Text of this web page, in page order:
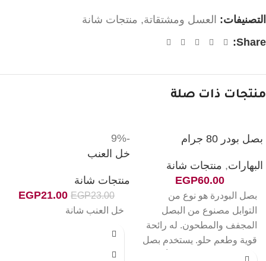
التصنيفات: العسل ومشتقاتة, منتجات شانة
Share:
منتجات ذات صلة
بصل بودر 80 جرام
البهارات, منتجات شانة
EGP60.00
بصل البودرة هو نوع من
التوابل مصنوع من البصل
المجفف والمطحون. له رائحة
قوية وطعم حلو. يستخدم بصل
البودرة في العديد من الأطباق،
-9%
خل العنب
منتجات شانة
EGP23.00
EGP21.00
خل العنب شانة